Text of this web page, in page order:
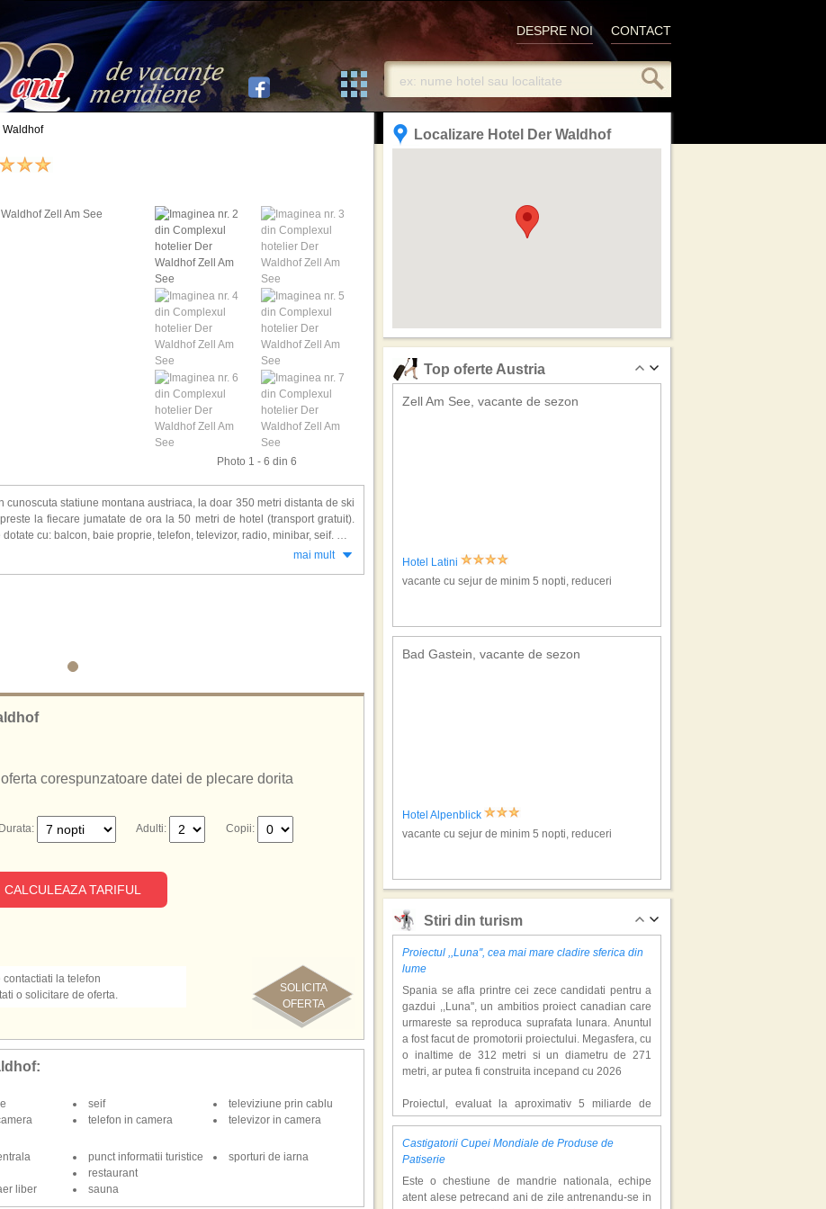
CONTACT
DESPRE NOI
Waldhof
Photo 1 - 6 din 6
cunoscuta statiune montana austriaca, la doar 350 metri distanta de ski
la fiecare jumatate de ora la 50 metri de hotel (transport gratuit).
cu: balcon, baie proprie, telefon, televizor, radio, minibar, seif.
mai mult
corespunzatoare datei de plecare dorita
Durata: Adulti: Copii:
CALCULEAZA TARIFUL
SOLICITA
OFERTA
la telefon
o solicitare de oferta.
seif
telefon in camera
televiziune prin cablu
televizor in camera
liber
punct informatii turistice
restaurant
sauna
sporturi de iarna
Localizare Hotel Der Waldhof
Top oferte Austria
Zell Am See, vacante de sezon
Hotel Latini
vacante cu sejur de minim 5 nopti, reduceri
Bad Gastein, vacante de sezon
Hotel Alpenblick
vacante cu sejur de minim 5 nopti, reduceri
Fugen, vacante de sezon
Hotel Sonne
Zell Am See, vacante de sezon
Stiri din turism
Proiectul ,,Luna'', cea mai mare cladire sferica din
lume
Spania se afla printre cei zece candidati pentru a
gazdui ,,Luna'', un ambitios proiect canadian care
urmareste sa reproduca suprafata lunara. Anuntul
a fost facut de promotorii proiectului. Megasfera, cu
o inaltime de 312 metri si un diametru de 271
metri, ar putea fi construita incepand cu 2026
Proiectul, evaluat la aproximativ 5 miliarde de
dolari, include un complex de 200 de hectare, cu
hoteluri, facilitati de recreere si zone rezidentiale.
Conceptul depaseste ideea unui simplu hotel
milioane de turisti anual. �Luna� ar putea deveni
o atractie de top, 2,5 milioane de vizitatori fiind
Castigatorii Cupei Mondiale de Produse de
Patiserie
Este o chestiune de mandrie nationala, echipe
atent alese petrecand ani de zile antrenandu-se in